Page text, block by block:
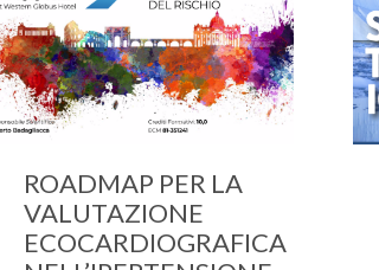
ROADMAP PER LA
VALUTAZIONE
ECOCARDIOGRAFICA